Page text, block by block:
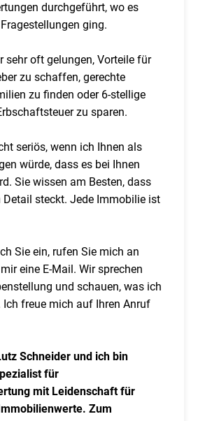
durchgeführt, wo es
ging.
sehr oft gelungen, Vorteile für
zu schaffen, gerechte
zu finden oder 6-stellige
zu sparen.
seriös, wenn ich Ihnen als
würde, dass es bei Ihnen
Sie wissen am Besten, dass
steckt. Jede Immobilie ist
Sie ein, rufen Sie mich an
eine E-Mail. Wir sprechen
und schauen, was ich
freue mich auf Ihren Anruf
Schneider und ich bin
für
mit Leidenschaft für
Zum